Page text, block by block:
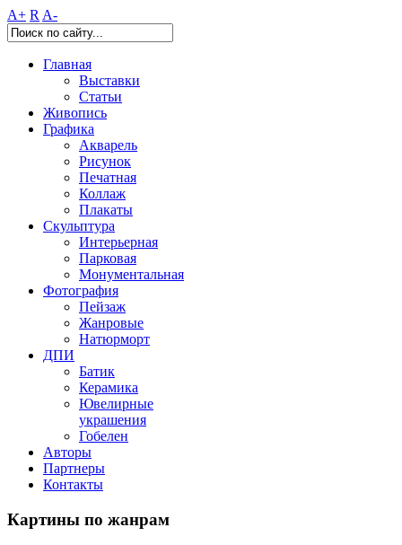
A+ R A-
Главная
Выставки
Статьи
Живопись
Графика
Акварель
Рисунок
Печатная
Коллаж
Плакаты
Скульптура
Интерьерная
Парковая
Монументальная
Фотография
Пейзаж
Жанровые
Натюрморт
ДПИ
Батик
Керамика
Ювелирные
украшения
Гобелен
Авторы
Партнеры
Контакты
Картины по жанрам